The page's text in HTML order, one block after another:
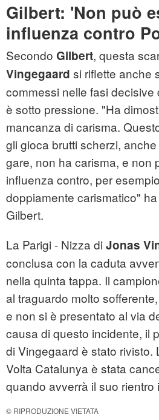
Gilbert: 'Non può
influenza contro
Secondo Gilbert, questa
Vingegaard si riflette anche
commessi nelle fasi
è sotto pressione. "Ha
mancanza di carisma.
gli gioca brutti scherzi,
gare, non ha carisma, e non
influenza contro, per
doppiamente carismatico"
Gilbert.
La Parigi - Nizza di Jonas
conclusa con la caduta
nella quinta tappa. Il
al traguardo molto
e non si è presentato al via
causa di questo incidente, il
di Vingegaard è stato rivisto.
Volta Catalunya è stata
quando avverrà il suo rientro
© RIPRODUZIONE VIETATA